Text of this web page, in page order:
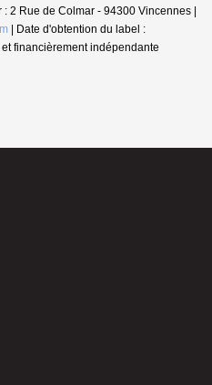
2 Rue de Colmar - 94300 Vincennes |
| Date d'obtention du label :
financièrement indépendante